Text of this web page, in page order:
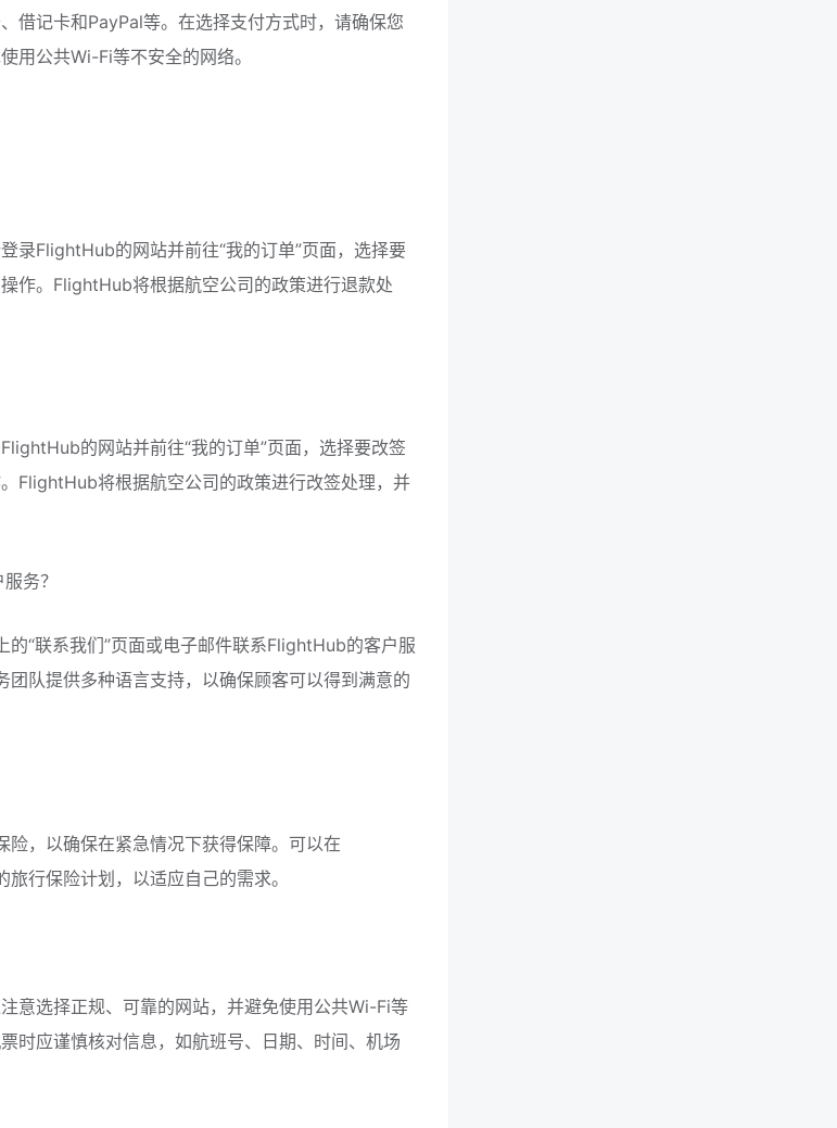
借记卡和PayPal等。在选择支付方式时，请确保您
用公共Wi-Fi等不安全的网络。
录FlightHub的网站并前往“我的订单”页面，选择要
作。FlightHub将根据航空公司的政策进行退款处
的网站并前往“我的订单”页面，选择要改签
FlightHub将根据航空公司的政策进行改签处理，并
务？
“联系我们”页面或电子邮件联系FlightHub的客户服
队提供多种语言支持，以确保顾客可以得到满意的
，以确保在紧急情况下获得保障。可以在
行保险计划，以适应自己的需求。
意选择正规、可靠的网站，并避免使用公共Wi-Fi等
时应谨慎核对信息，如航班号、日期、时间、机场